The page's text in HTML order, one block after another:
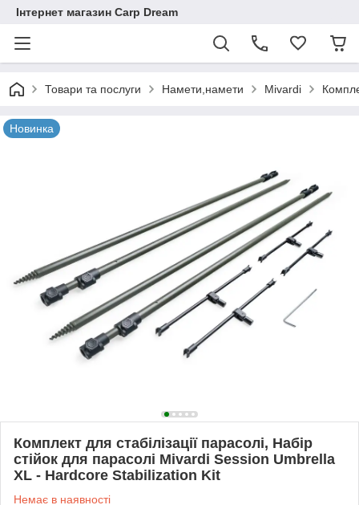
Інтернет магазин Carp Dream
Товари та послуги Намети,намети Mivardi
Новинка
Комплект для стабілізації парасолі, Набір
стійок для парасолі Mivardi Session Umbrella
XL - Hardcore Stabilization Kit
Немає в наявності